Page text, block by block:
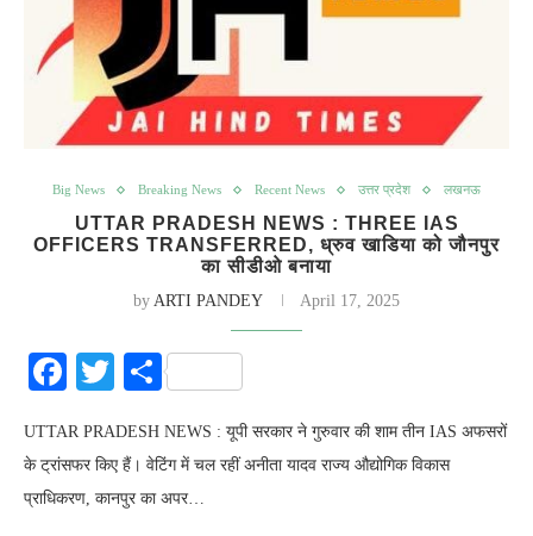
Big News Breaking News Recent News उत्तर प्रदेश लखनऊ
UTTAR PRADESH NEWS : THREE IAS
OFFICERS TRANSFERRED, ध्रुव खाडिया को जौनपुर
का सीडीओ बनाया
by ARTI PANDEY April 17, 2025
Facebook
Twitter
Share
UTTAR PRADESH NEWS : यूपी सरकार ने गुरुवार की शाम तीन IAS अफसरों
के ट्रांसफर किए हैं। वेटिंग में चल रहीं अनीता यादव राज्य औद्योगिक विकास
प्राधिकरण, कानपुर का अपर…